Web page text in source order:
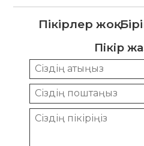
Пікірлер жоқ.
Пікір